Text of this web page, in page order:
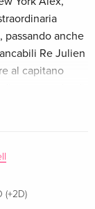
Esaurito
passando anche
Re Julien
al capitano
spettacolo.
(+2D)